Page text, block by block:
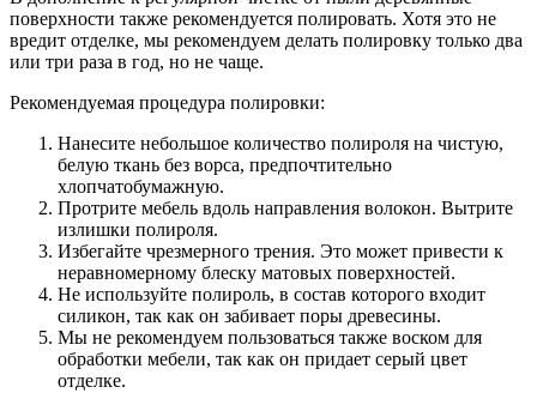
поверхности также рекомендуется полировать. Хотя это не
вредит отделке, мы рекомендуем делать полировку только два
или три раза в год, но не чаще.
Рекомендуемая процедура полировки:
Нанесите небольшое количество полироля на чистую,
белую ткань без ворса, предпочтительно
хлопчатобумажную.
Протрите мебель вдоль направления волокон. Вытрите
излишки полироля.
Избегайте чрезмерного трения. Это может привести к
неравномерному блеску матовых поверхностей.
Не используйте полироль, в состав которого входит
силикон, так как он забивает поры древесины.
Мы не рекомендуем пользоваться также воском для
обработки мебели, так как он придает серый цвет
отделке.